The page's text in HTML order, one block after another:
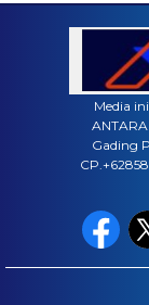
Media
Gading